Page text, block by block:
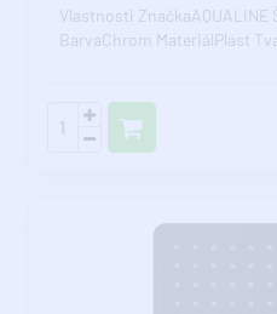
Vlastnosti
BarvaChrom MateriálPlast